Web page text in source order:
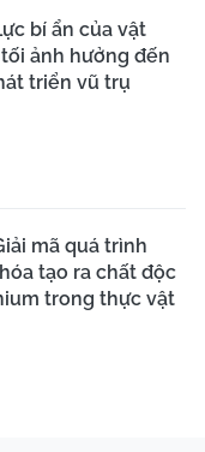
bí ẩn của vật
ảnh hưởng đến
triển vũ trụ
mã quá trình
tạo ra chất độc
trong thực vật